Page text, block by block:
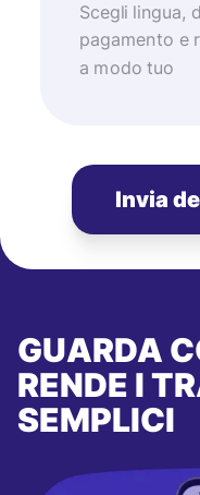
Scegli lingua,
pagamento e
a modo tuo
Invia
GUARDA
RENDE I
SEMPLICI